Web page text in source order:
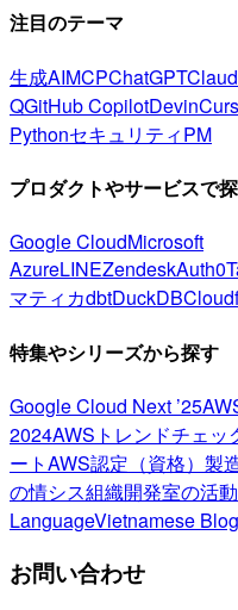
注目のテーマ
生成AIMCPChatGPT
QGitHub CopilotDevin
PythonセキュリティPM
プロダクトやサービスで
Google CloudMicrosoft
AzureLINEZendeskAuth0
マティカdbtDuckDB
特集やシリーズから探す
Google Cloud Next ’25
2024AWSトレンドチェッ
ートAWS認定（資格） 製
の情シス組織開発室の活動
LanguageVietnamese Blog
お問い合わせ